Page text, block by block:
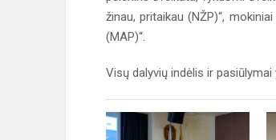
žinau, pritaikau (NŽP)“,
(MAP)“.
Visų dalyvių indėlis ir